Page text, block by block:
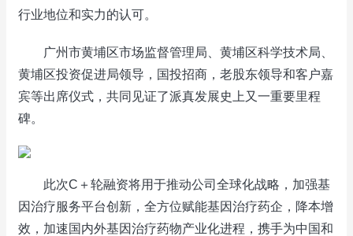
行业地位和实力的认可。
广州市黄埔区市场监督管理局、黄埔区科学技术局、
黄埔区投资促进局领导，国投招商，老股东领导和客户嘉
宾等出席仪式，共同见证了派真发展史上又一重要里程
碑。
此次C＋轮融资将用于推动公司全球化战略，加强基
因治疗服务平台创新，全方位赋能基因治疗药企，降本增
效，加速国内外基因治疗药物产业化进程，携手为中国和